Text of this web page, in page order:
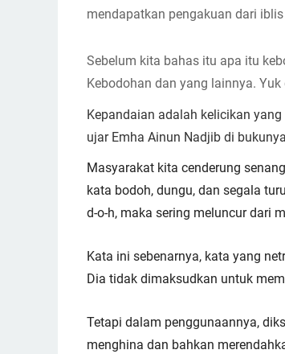
mendapatkan pengakuan dari iblis
Sebelum kita bahas itu apa itu
Kebodohan dan yang lainnya. Yuk
Kepandaian adalah kelicikan
ujar Emha Ainun Nadjib di
Masyarakat kita cenderung
kata bodoh, dungu, dan segala
d-o-h, maka sering meluncur dari
Kata ini sebenarnya, kata yang
Dia tidak dimaksudkan untuk
Tetapi dalam penggunaannya,
menghina dan bahkan